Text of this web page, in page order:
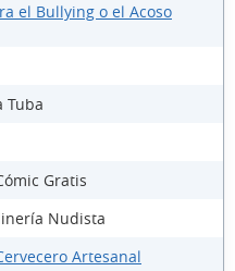
el Bullying o el Acoso
Tuba
Gratis
Nudista
Artesanal